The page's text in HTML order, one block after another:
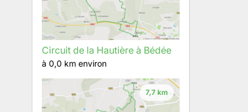
Circuit de la Hautière à Bédée
à 0,0 km environ
7,7 km